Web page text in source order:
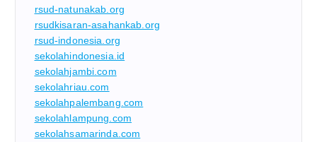
rsud-natunakab.org
rsudkisaran-asahankab.org
rsud-indonesia.org
sekolahindonesia.id
sekolahjambi.com
sekolahriau.com
sekolahpalembang.com
sekolahlampung.com
sekolahsamarinda.com